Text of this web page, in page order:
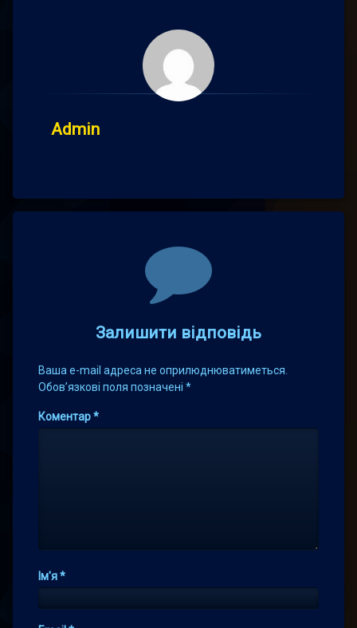
Admin
Залишити відповідь
Ваша e-mail адреса не оприлюднюватиметься.
Обов’язкові поля позначені *
Коментар*
Ім'я*